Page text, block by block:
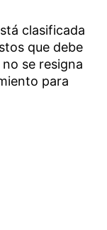
clasificada
que debe
se resigna
para